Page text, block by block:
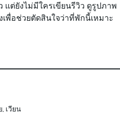
ต่ยังไม่มีใครเขียนรีวิว ดูรูปภาพ
พื่อช่วยตัดสินใจว่าที่พักนี้เหมาะ
, เวียน